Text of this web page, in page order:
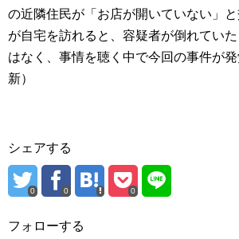
の近隣住民が「お店が開いていない」
が自宅を訪れると、容疑者が倒れてい
はなく、事情を聴く中で今回の事件が
新）
シェアする
0 0 0
フォローする